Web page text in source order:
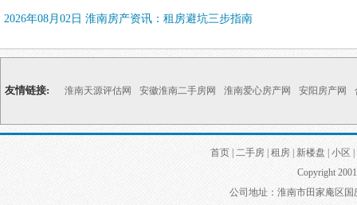
2026年08月02日 淮南房产资讯：租房避坑三步指南
友情链接: 淮南天源评估网 安徽淮南二手房网 淮南爱心房产网 安阳房产网
首页 二手房 租房 新楼盘 小区
Copyright
公司地址：淮南市田家庵区